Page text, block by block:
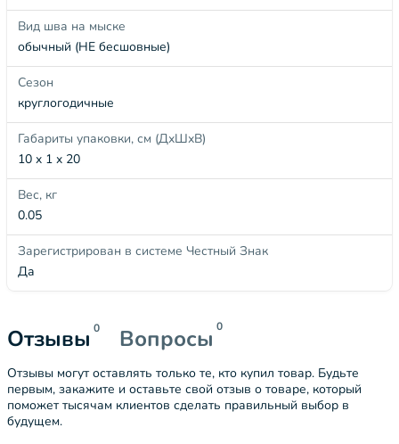
Вид шва на мыске
обычный (НЕ бесшовные)
Сезон
круглогодичные
Габариты упаковки, см (ДхШхВ)
10 x 1 x 20
Вес, кг
0.05
Зарегистрирован в системе Честный Знак
Да
Отзывы 0 Вопросы 0
Отзывы могут оставлять только те, кто купил товар. Будьте
первым, закажите и оставьте свой отзыв о товаре, который
поможет тысячам клиентов сделать правильный выбор в
будущем.